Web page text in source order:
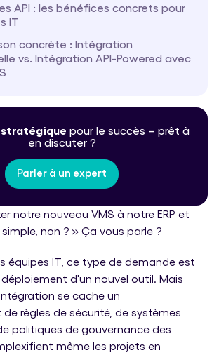
API : les bénéfices concrets pour
IT
concrète : Intégration
vs. Intégration API-Powered avec
pour le succès – prêt à
en discuter ?
Parler à un expert
notre nouveau VMS à notre ERP et
non ? » Ça vous parle ?
équipes IT, ce type de demande est
d'un nouvel outil. Mais
se cache un
règles de sécurité, de systèmes
politiques de gouvernance des
même les projets en